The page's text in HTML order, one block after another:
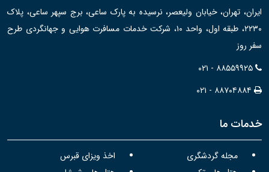
ایران، تهران، خیابان ولیعصر، نرسیده به پارک ساعی، برج سپهر ساعی، پلاک
۲۲۳۰، طبقه اول، واحد ۱۰، شرکت خدمات مسافرت هوایی و جهانگردی طرح
سفر روز
۰۲۱ - ۸۸۵۵۹۹۲۵
۰۲۱ - ۸۸۷۰۴۸۸۴
خدمات ما
مجله گردشگری
اخذ ویزای قبرس